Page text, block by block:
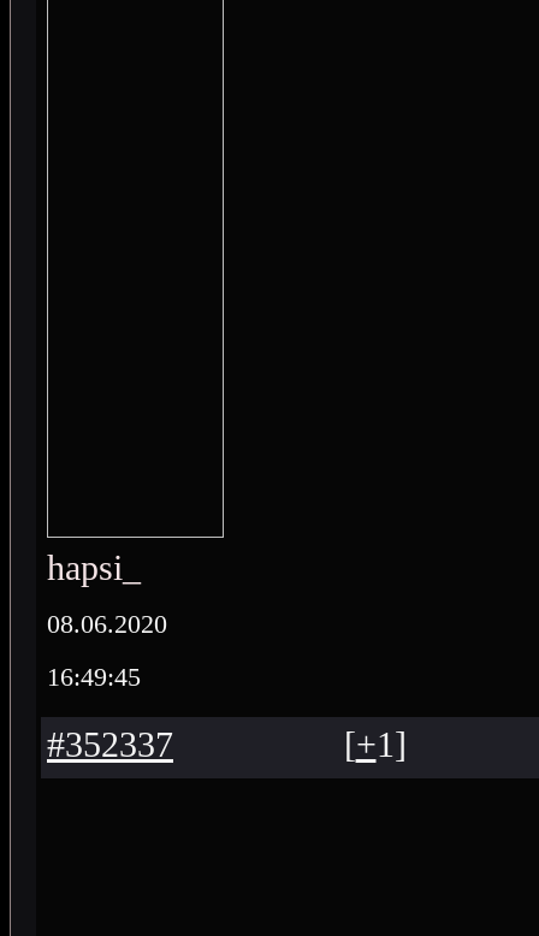
hapsi_
08.06.2020
16:49:45
#352337 [+1]